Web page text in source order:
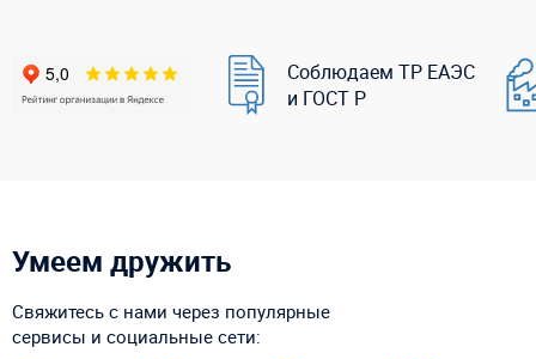
Соблюдаем ТР ЕАЭС
и ГОСТ Р
Умеем дружить
Свяжитесь с нами через популярные
сервисы и социальные сети: